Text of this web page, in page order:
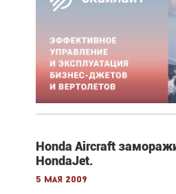
Honda Aircraft
HondaJet.
5 мая 2009